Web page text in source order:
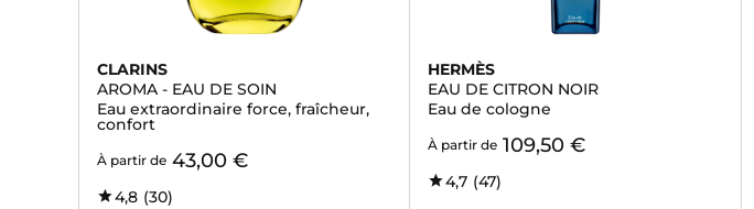
CLARINS
AROMA - EAU DE SOIN
Eau extraordinaire force, fraîcheur,
confort
À partir de 43,00 €
4,8 (30)
HERMÈS
EAU DE CITRON NOIR
Eau de cologne
À partir de 109,50 €
4,7 (47)